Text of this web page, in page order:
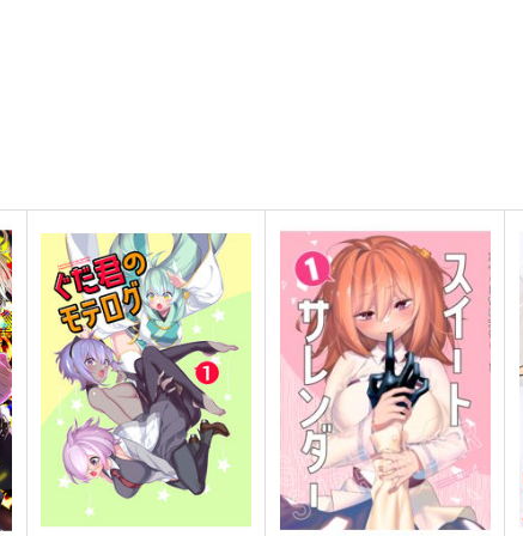
FGO OEKAKI Random5
たけさと
1,320円（税込）
Fate/Grand Order 鈴鹿御前
サンプル カート
えふじいおう和風肖像画集参
800個入りタコ焼き
専売 787 円（税込）
Fate/Grand Order 葛飾北斎
サンプル カート